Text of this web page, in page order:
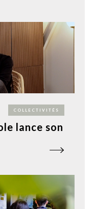
COLLECTIVITÉS
lance son